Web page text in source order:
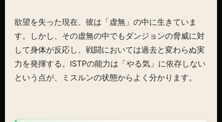
欲望を失った現在、彼は「虚無」の中に生きていま
す。しかし、その虚無の中でもダンジョンの脅威に対
して身体が反応し、戦闘においては過去と変わらぬ実
力を発揮する。ISTPの能力は「やる気」に依存しない
という点が、ミスルンの状態からよく分かります。